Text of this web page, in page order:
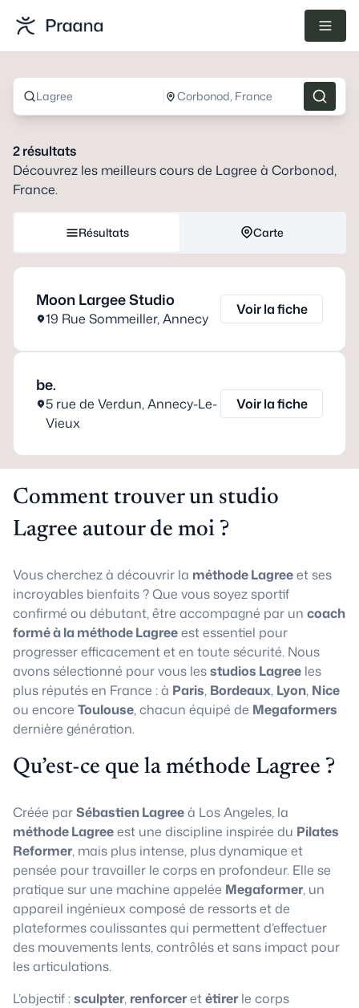
Lagree Corbonod, France
2résultats
Découvrez les meilleurs cours de Lagree à Corbonod,
France.
Résultats Carte
Moon Largee Studio
19 Rue Sommeiller,Annecy
Voir la fiche
be.
5 rue de Verdun,Annecy-Le-
Vieux
Voir la fiche
Comment trouver un studio
Lagree autour de moi ?
Vous cherchez à découvrir la méthode Lagreeet ses
incroyables bienfaits ? Que vous soyez sportif
confirmé ou débutant, être accompagné par un coach
formé à la méthode Lagreeest essentiel pour
progresser efficacement et en toute sécurité. Nous
avons sélectionné pour vous lesstudios Lagree les
plus réputés en France : à Paris, Bordeaux, Lyon, Nice
ou encore Toulouse, chacun équipé de Megaformers
dernière génération.
Qu’est-ce que la méthode Lagree ?
Créée parSébastien Lagreeà Los Angeles, la
méthode Lagreeest une discipline inspirée du Pilates
Reformer, mais plus intense, plus dynamique et
pensée pour travailler le corps en profondeur. Elle se
pratique sur une machine appelée Megaformer, un
appareil ingénieux composé de ressorts et de
plateformes coulissantes qui permettent d’effectuer
des mouvements lents, contrôlés et sans impact pour
les articulations.
L’objectif :sculpter, renforceretétirerle corps